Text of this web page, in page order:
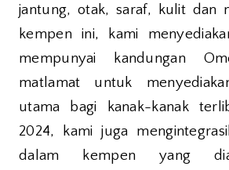
jantung, otak, saraf, kulit dan
kempen ini, kami
mempunyai kandungan
matlamat untuk
utama bagi kanak-kanak
2024, kami juga
dalam kempen yang